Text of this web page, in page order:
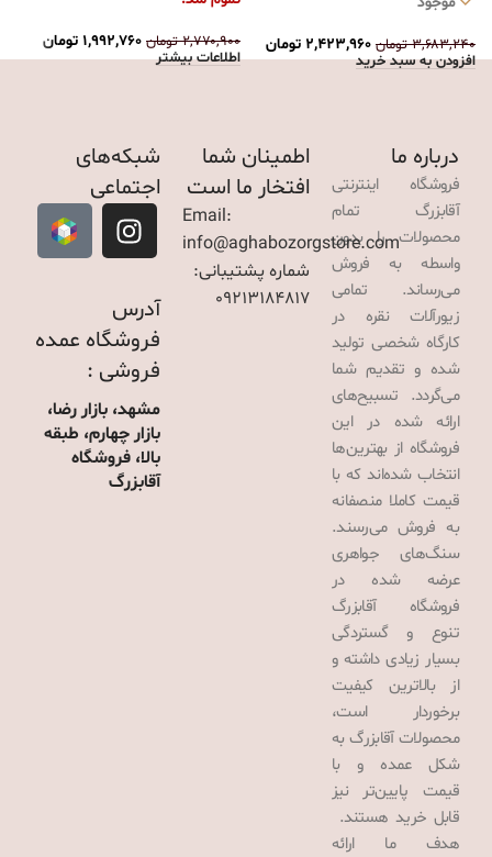
۳,۶۸۳,۲۴۰ تومان ۲,۴۲۳,۹۶۰ تومان
افزودن به سبد خرید
۲,۷۷۰,۹۰۰ تومان ۱,۹۹۲,۷۶۰ تومان
اطلاعات بیشتر
درباره ما
فروشگاه اینترنتی
آقابزرگ تمام
محصولات را بدون
واسطه به فروش
می‌رساند. تمامی
زیورآلات نقره در
کارگاه شخصی تولید
شده و تقدیم شما
می‌گردد. تسبیح‌های
ارائه شده در این
فروشگاه از بهترین‌ها
انتخاب شده‌اند که با
قیمت کاملا منصفانه
به فروش می‌رسند.
سنگ‌های جواهری
عرضه شده در
فروشگاه آقابزرگ
تنوع و گستردگی
بسیار زیادی داشته و
از بالاترین کیفیت
برخوردار است،
محصولات آقابزرگ به
شکل عمده و با
قیمت پایین‌تر نیز
قابل خرید هستند.
هدف ما ارائه
اطمینان شما
افتخار ما است
Email:
info@aghabozorgstore.com
شماره پشتیبانی:
09213184817
شبکه‌های
اجتماعی
آدرس
فروشگاه عمده
فروشی :
مشهد، بازار رضا،
بازار چهارم، طبقه
بالا، فروشگاه
آقابزرگ